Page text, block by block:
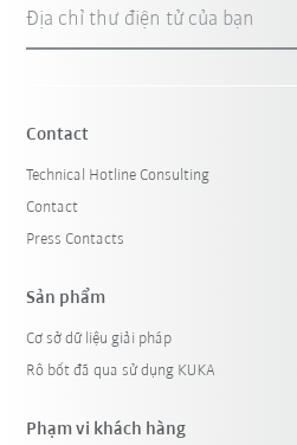
Địa chỉ thư điện tử của bạn
Contact
Technical Hotline Consulting
Contact
Press Contacts
Sản phẩm
Cơ sở dữ liệu giải pháp
Rô bốt đã qua sử dụng KUKA
Phạm vi khách hàng